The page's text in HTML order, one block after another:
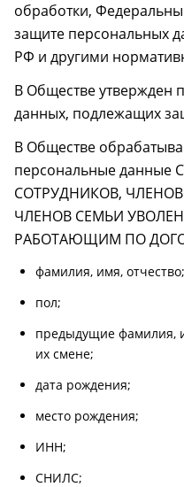
обработки,
защите персональных
РФ и другими
В Обществе утвержден
данных, подлежащих
В Обществе
персональные
СОТРУДНИКОВ,
ЧЛЕНОВ СЕМЬИ
РАБОТАЮЩИМ ПО
фамилия, имя, отчество;
пол;
предыдущие фамилия,
их смене;
дата рождения;
место рождения;
ИНН;
СНИЛС;